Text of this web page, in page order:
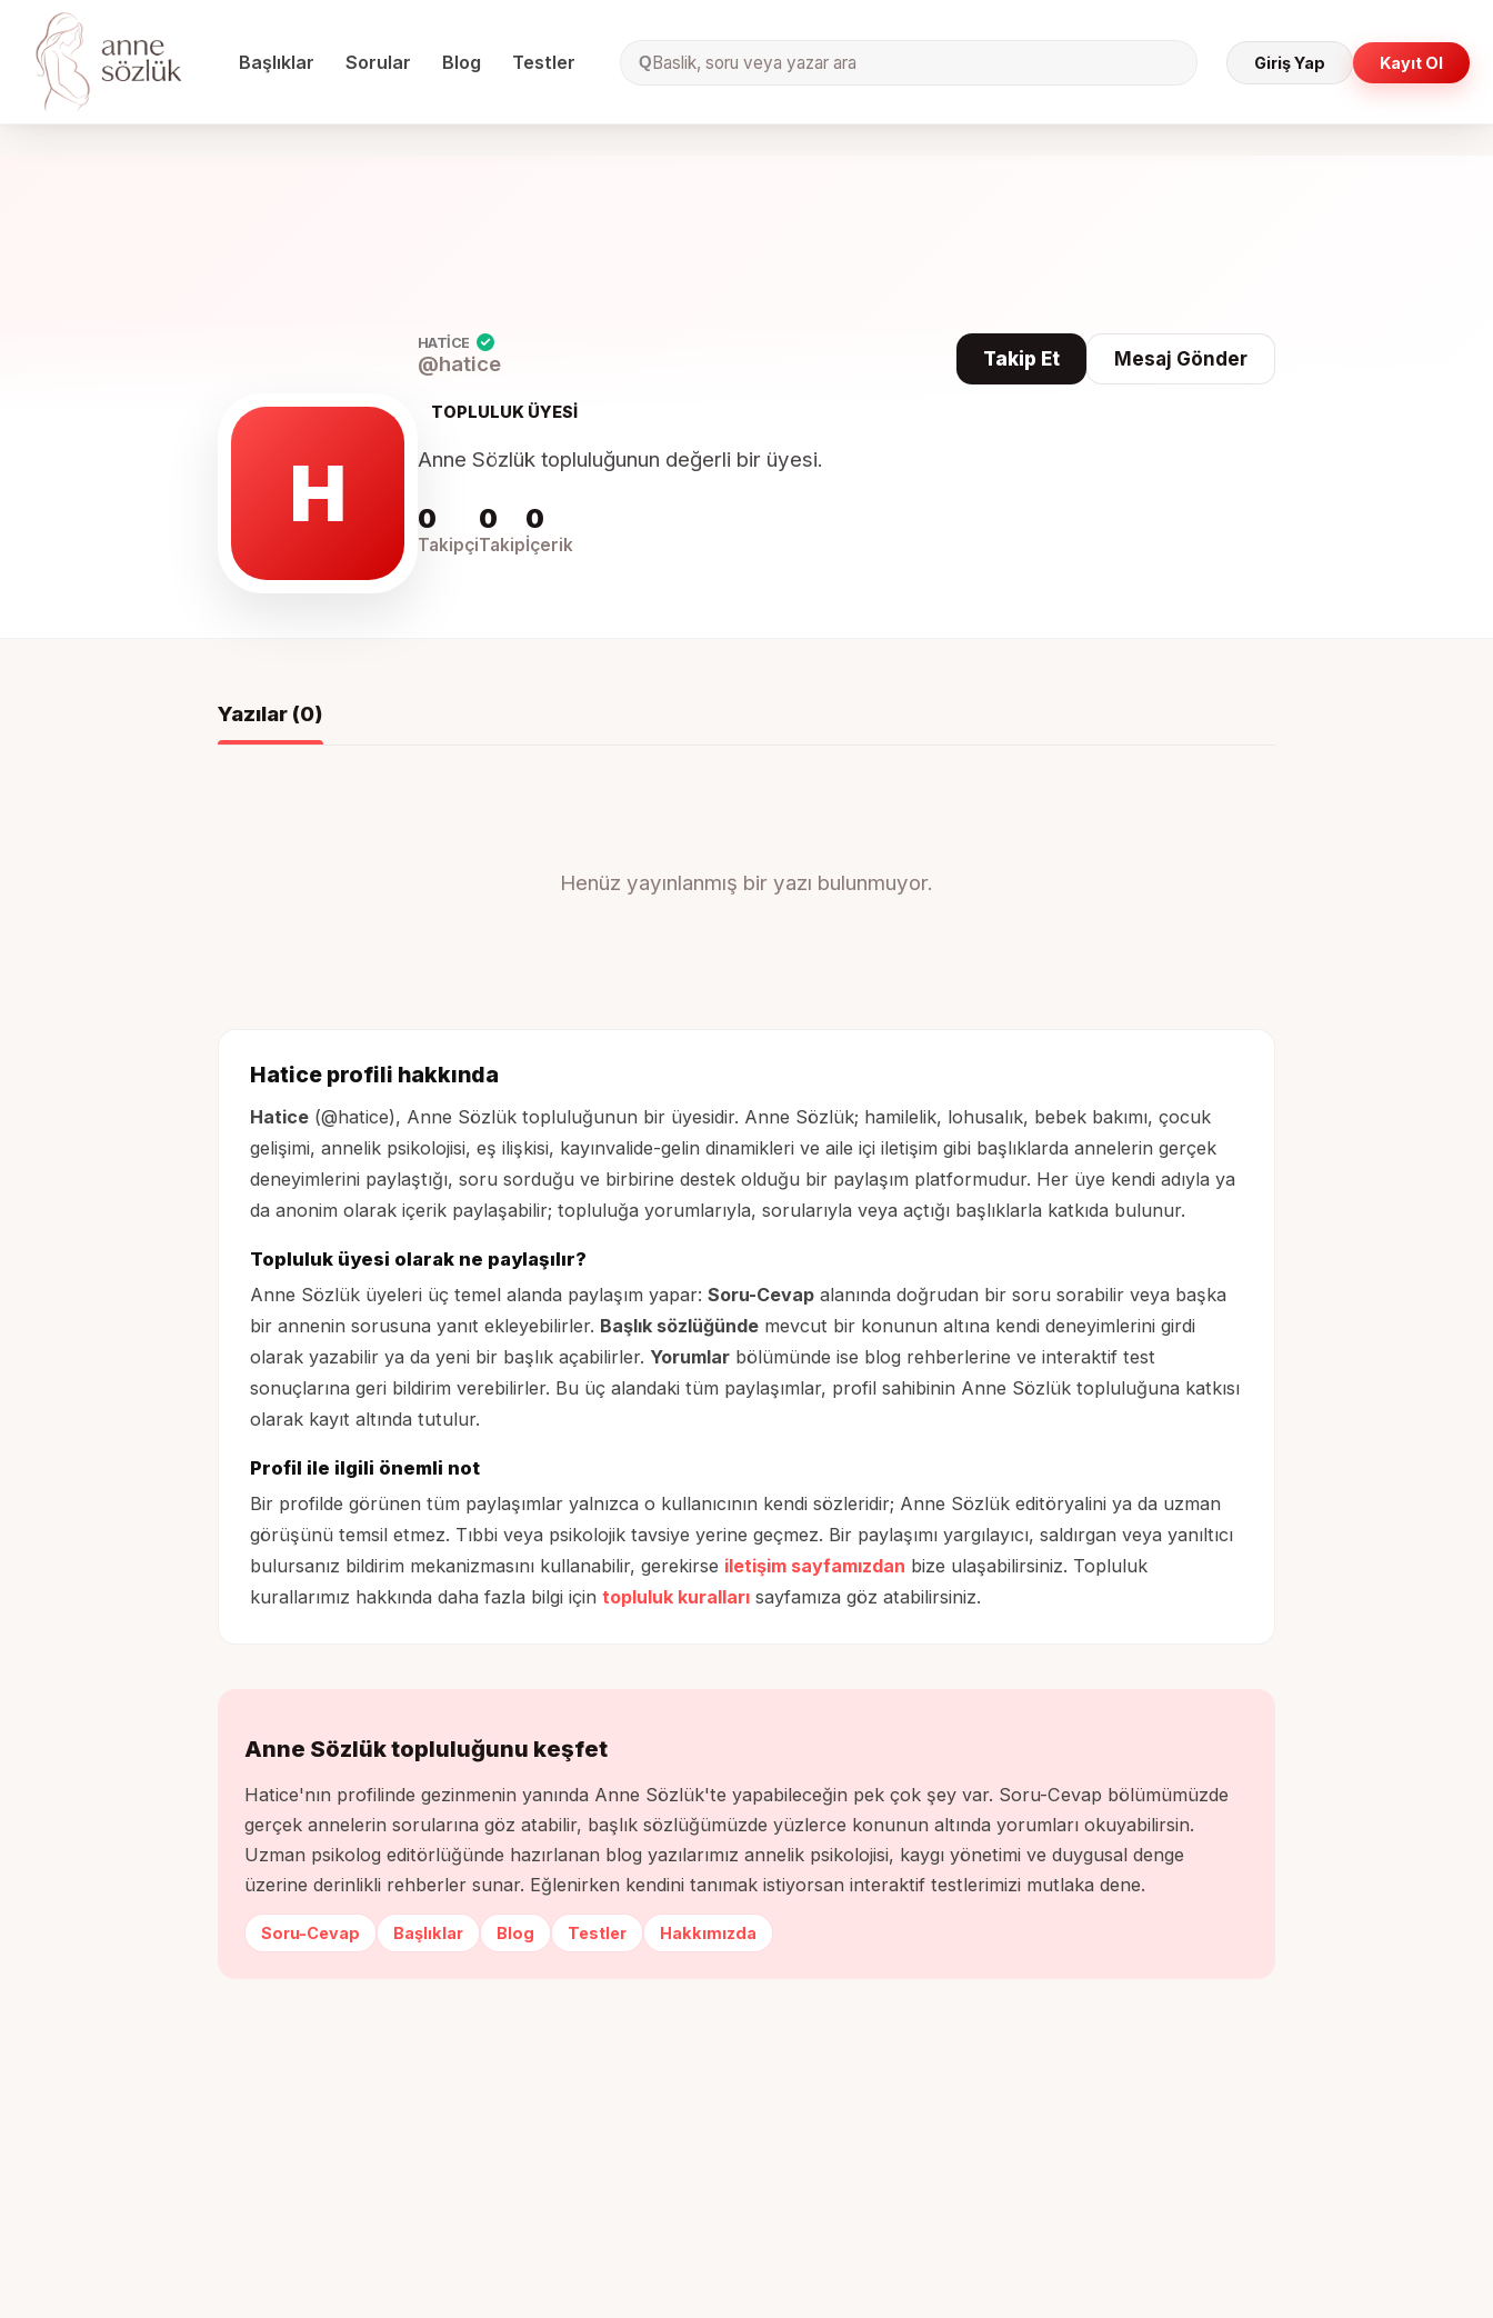
Başlıklar Sorular Blog Testler QBaslik, soru veya yazar ara Giriş Yap Kayıt Ol
H
HATICE
@hatice Takip Et Mesaj Gönder
TOPLULUK ÜYESI
Anne Sözlük topluluğunun değerli bir üyesi.
0
Takipçi
0
Takip
0
İçerik
Yazılar (0)
Henüz yayınlanmış bir yazı bulunmuyor.
Hatice profili hakkında
Hatice (@hatice), Anne Sözlük topluluğunun bir üyesidir. Anne Sözlük; hamilelik, lohusalık, bebek bakımı, çocuk
gelişimi, annelik psikolojisi, eş ilişkisi, kayınvalide-gelin dinamikleri ve aile içi iletişim gibi başlıklarda annelerin gerçek
deneyimlerini paylaştığı, soru sorduğu ve birbirine destek olduğu bir paylaşım platformudur. Her üye kendi adıyla ya
da anonim olarak içerik paylaşabilir; topluluğa yorumlarıyla, sorularıyla veya açtığı başlıklarla katkıda bulunur.
Topluluk üyesi olarak ne paylaşılır?
Anne Sözlük üyeleri üç temel alanda paylaşım yapar: Soru-Cevap alanında doğrudan bir soru sorabilir veya başka
bir annenin sorusuna yanıt ekleyebilirler. Başlık sözlüğünde mevcut bir konunun altına kendi deneyimlerini girdi
olarak yazabilir ya da yeni bir başlık açabilirler. Yorumlar bölümünde ise blog rehberlerine ve interaktif test
sonuçlarına geri bildirim verebilirler. Bu üç alandaki tüm paylaşımlar, profil sahibinin Anne Sözlük topluluğuna katkısı
olarak kayıt altında tutulur.
Profil ile ilgili önemli not
Bir profilde görünen tüm paylaşımlar yalnızca o kullanıcının kendi sözleridir; Anne Sözlük editöryalini ya da uzman
görüşünü temsil etmez. Tıbbi veya psikolojik tavsiye yerine geçmez. Bir paylaşımı yargılayıcı, saldırgan veya yanıltıcı
bulursanız bildirim mekanizmasını kullanabilir, gerekirse iletişim sayfamızdan bize ulaşabilirsiniz. Topluluk
kurallarımız hakkında daha fazla bilgi için topluluk kuralları sayfamıza göz atabilirsiniz.
Anne Sözlük topluluğunu keşfet
Hatice'nın profilinde gezinmenin yanında Anne Sözlük'te yapabileceğin pek çok şey var. Soru-Cevap bölümümüzde
gerçek annelerin sorularına göz atabilir, başlık sözlüğümüzde yüzlerce konunun altında yorumları okuyabilirsin.
Uzman psikolog editörlüğünde hazırlanan blog yazılarımız annelik psikolojisi, kaygı yönetimi ve duygusal denge
üzerine derinlikli rehberler sunar. Eğlenirken kendini tanımak istiyorsan interaktif testlerimizi mutlaka dene.
Soru-Cevap Başlıklar Blog Testler Hakkımızda